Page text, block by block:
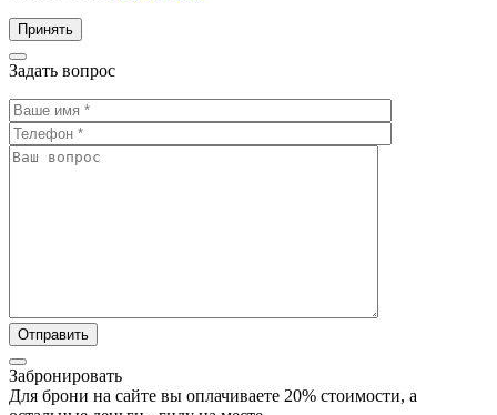
Принять
Задать вопрос
Забронировать
Для брони на сайте вы оплачиваете 20% стоимости, а